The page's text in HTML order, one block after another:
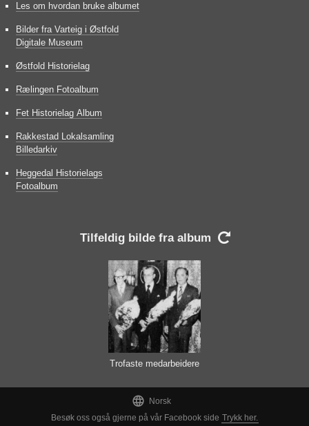
Les om hvordan bruke albumet
Bilder fra Varteig i Østfold
Digitale Museum
Østfold Historielag
Rælingen Fotoalbum
Fet Historielag Album
Rakkestad Lokalsamling
Billedarkiv
Heggedal Historielags
Fotoalbum
Tilfeldig bilde fra album 
Trofaste medarbeidere

Norsk
Besøk oss også gjerne på vår Facebook side Trykk her.